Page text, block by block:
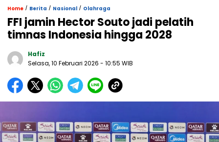
Home / Berita / Nasional / Olahraga
FFI jamin Hector Souto jadi pelatih
timnas Indonesia hingga 2028
Hafiz
Selasa, 10 Februari 2026 - 10:55 WIB